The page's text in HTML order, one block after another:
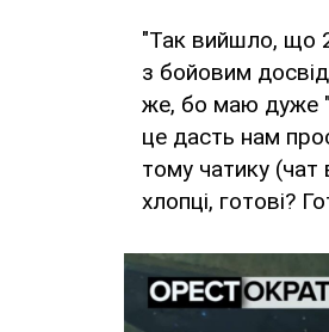
"Так вийшло, що
з бойовим
же, бо маю дуже
це дасть нам
тому чатику (чат
хлопці, готові?